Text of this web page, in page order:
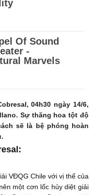
04h30 ngày 14/6,
Sự thăng hoa tột độ
sẽ là bệ phóng hoàn
VĐQG Chile với vị thế của
một cơn lốc hủy diệt giải